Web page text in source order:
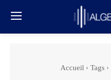
Accueil Tags